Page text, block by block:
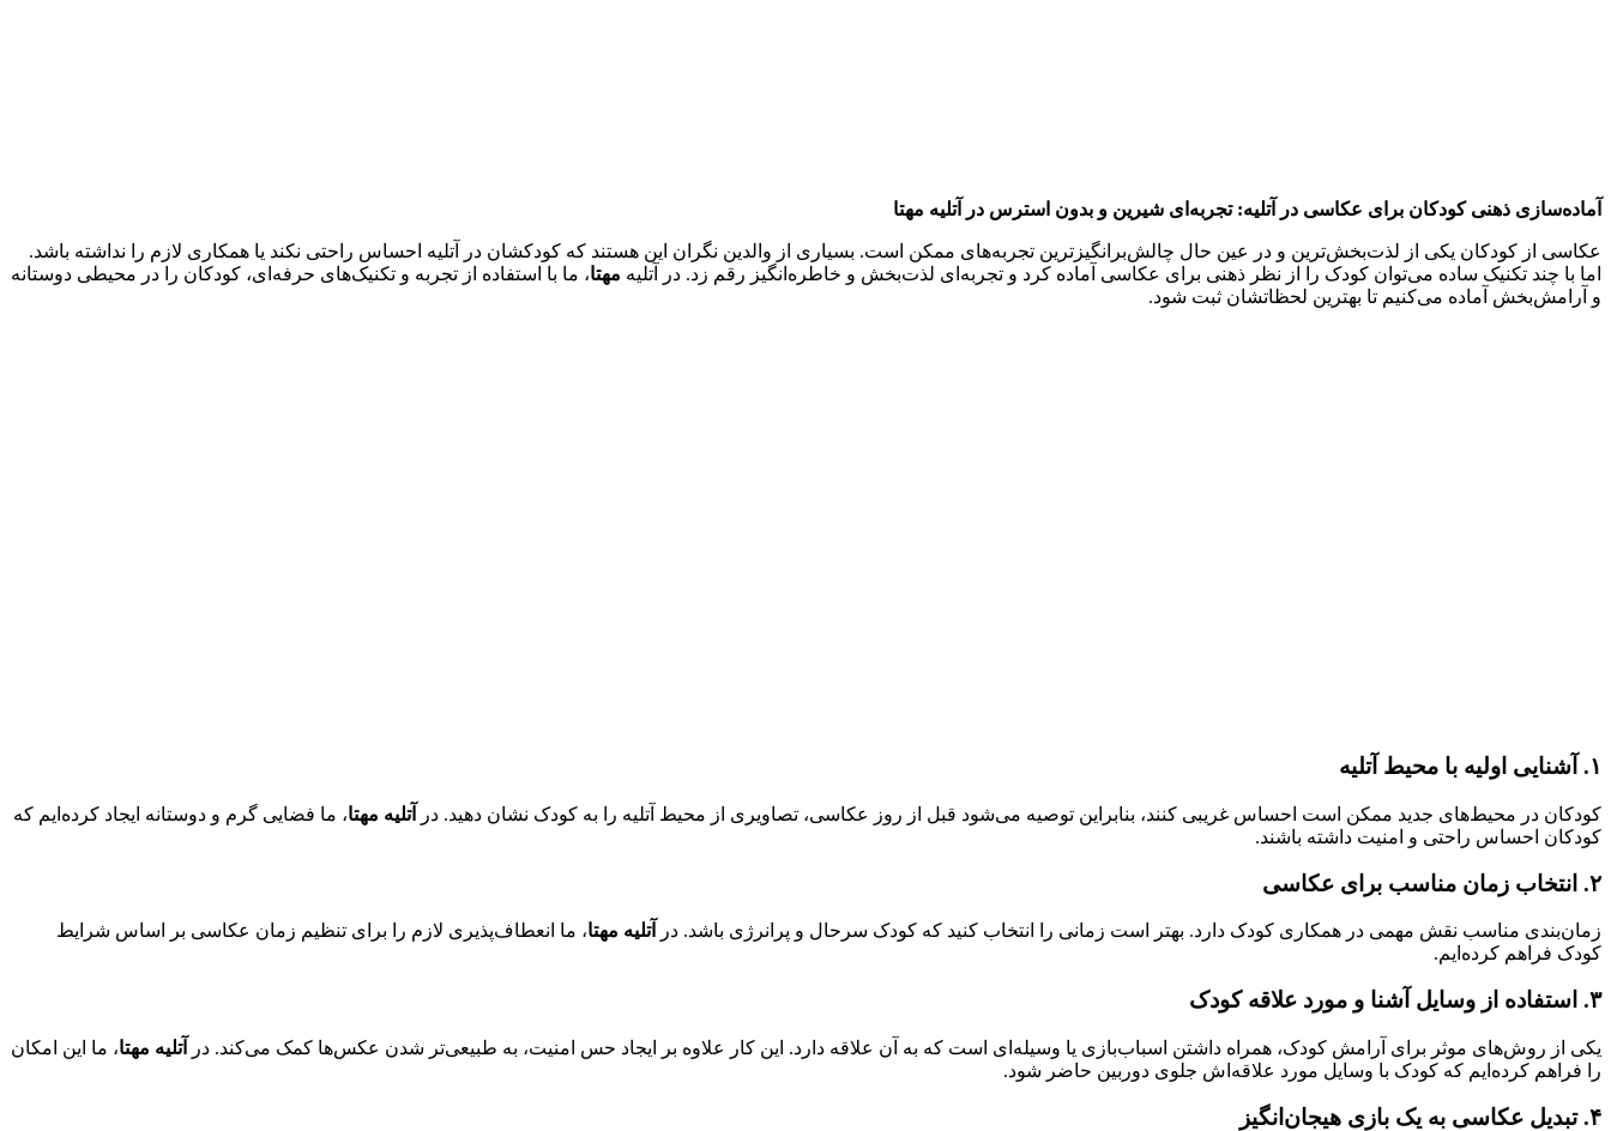
آماده‌سازی ذهنی کودکان برای عکاسی در آتلیه: تجربه‌ای شیرین و بدون استرس در آتلیه مهتا
عکاسی از کودکان یکی از لذت‌بخش‌ترین و در عین حال چالش‌برانگیزترین تجربه‌های ممکن است. بسیاری از والدین نگران این هستند که کودکشان در آتلیه احساس راحتی نکند یا همکاری لازم را نداشته باشد.
اما با چند تکنیک ساده می‌توان کودک را از نظر ذهنی برای عکاسی آماده کرد و تجربه‌ای لذت‌بخش و خاطره‌انگیز رقم زد. در آتلیه مهتا، ما با استفاده از تجربه و تکنیک‌های حرفه‌ای، کودکان را در محیطی دوستانه
و آرامش‌بخش آماده می‌کنیم تا بهترین لحظاتشان ثبت شود.
۱. آشنایی اولیه با محیط آتلیه
کودکان در محیط‌های جدید ممکن است احساس غریبی کنند، بنابراین توصیه می‌شود قبل از روز عکاسی، تصاویری از محیط آتلیه را به کودک نشان دهید. در آتلیه مهتا، ما فضایی گرم و دوستانه ایجاد کرده‌ایم که
کودکان احساس راحتی و امنیت داشته باشند.
۲. انتخاب زمان مناسب برای عکاسی
زمان‌بندی مناسب نقش مهمی در همکاری کودک دارد. بهتر است زمانی را انتخاب کنید که کودک سرحال و پرانرژی باشد. در آتلیه مهتا، ما انعطاف‌پذیری لازم را برای تنظیم زمان عکاسی بر اساس شرایط
کودک فراهم کرده‌ایم.
۳. استفاده از وسایل آشنا و مورد علاقه کودک
یکی از روش‌های موثر برای آرامش کودک، همراه داشتن اسباب‌بازی یا وسیله‌ای است که به آن علاقه دارد. این کار علاوه بر ایجاد حس امنیت، به طبیعی‌تر شدن عکس‌ها کمک می‌کند. در آتلیه مهتا، ما این امکان
را فراهم کرده‌ایم که کودک با وسایل مورد علاقه‌اش جلوی دوربین حاضر شود.
۴. تبدیل عکاسی به یک بازی هیجان‌انگیز